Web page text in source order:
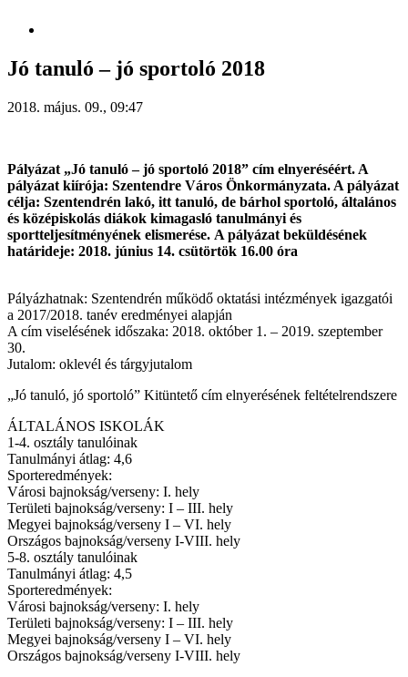
Jó tanuló – jó sportoló 2018
2018. május. 09., 09:47
Pályázat „Jó tanuló – jó sportoló 2018” cím elnyeréséért. A
pályázat kiírója: Szentendre Város Önkormányzata. A pályázat
célja: Szentendrén lakó, itt tanuló, de bárhol sportoló, általános
és középiskolás diákok kimagasló tanulmányi és
sportteljesítményének elismerése. A pályázat beküldésének
határideje: 2018. június 14. csütörtök 16.00 óra
Pályázhatnak: Szentendrén működő oktatási intézmények igazgatói
a 2017/2018. tanév eredményei alapján
A cím viselésének időszaka: 2018. október 1. – 2019. szeptember
30.
Jutalom: oklevél és tárgyjutalom
„Jó tanuló, jó sportoló” Kitüntető cím elnyerésének feltételrendszere
ÁLTALÁNOS ISKOLÁK
1-4. osztály tanulóinak
Tanulmányi átlag: 4,6
Sporteredmények:
Városi bajnokság/verseny: I. hely
Területi bajnokság/verseny: I – III. hely
Megyei bajnokság/verseny I – VI. hely
Országos bajnokság/verseny I-VIII. hely
5-8. osztály tanulóinak
Tanulmányi átlag: 4,5
Sporteredmények:
Városi bajnokság/verseny: I. hely
Területi bajnokság/verseny: I – III. hely
Megyei bajnokság/verseny I – VI. hely
Országos bajnokság/verseny I-VIII. hely